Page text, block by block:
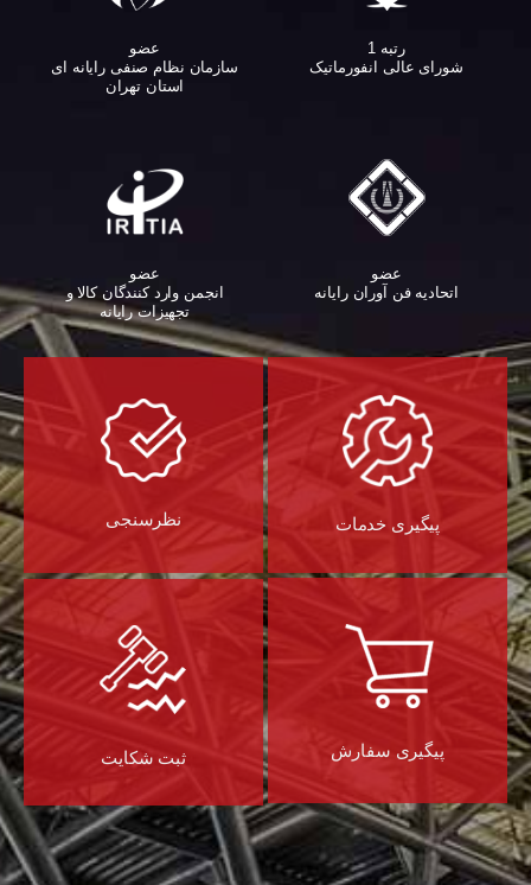
رتبه 1
شورای عالی انفورماتیک
عضو
سازمان نظام صنفی رایانه ای
استان تهران
عضو
اتحادیه فن آوران رایانه
عضو
انجمن وارد کنندگان کالا و
تجهیزات رایانه‌
پیگیری خدمات نظرسنجی
پیگیری سفارش ثبت شکایت